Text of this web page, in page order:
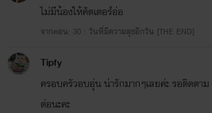
ไม่มีน้องให้คัตเตอร์อ่อ
จากตอน: 30 : วันที่มีความสุขอีกวัน [THE END]
Tipfy
ครอบครัวอบอุ่น น่ารักมากๆเลยค่ะ รอติดตาม
ต่อนะคะ